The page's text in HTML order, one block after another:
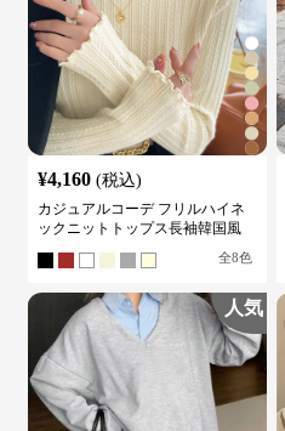
¥4,160 (税込)
カジュアルコーデ フリルハイネ
ックニットトップス長袖韓国風
全8色
人気